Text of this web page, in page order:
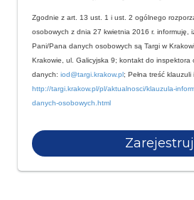
Zgodnie z art. 13 ust. 1 i ust. 2 ogólnego
osobowych z dnia 27 kwietnia 2016 r. informuję,
Pani/Pana danych osobowych są Targi w
Krakowie, ul. Galicyjska 9; kontakt do inspektora
danych: iod@targi.krakow.pl; Pełna treść
http://targi.krakow.pl/pl/aktualnosci/klauzula-
danych-osobowych.html